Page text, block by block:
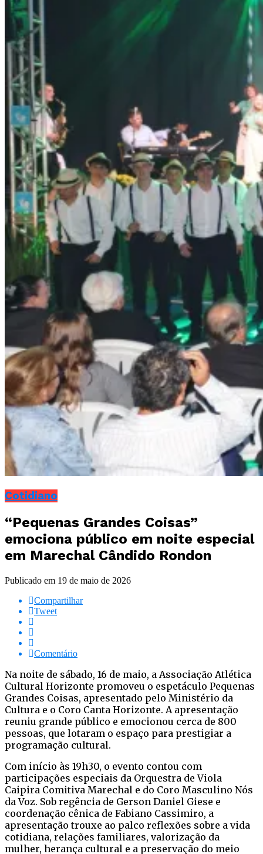
Cotidiano
“Pequenas Grandes Coisas”
emociona público em noite especial
em Marechal Cândido Rondon
Publicado em 19 de maio de 2026
Compartilhar
Tweet
Comentário
Na noite de sábado, 16 de maio, a Associação Atlética
Cultural Horizonte promoveu o espetáculo Pequenas
Grandes Coisas, apresentado pelo Ministério da
Cultura e o Coro Canta Horizonte. A apresentação
reuniu grande público e emocionou cerca de 800
pessoas, que lotaram o espaço para prestigiar a
programação cultural.
Com início às 19h30, o evento contou com
participações especiais da Orquestra de Viola
Caipira Comitiva Marechal e do Coro Masculino Nós
da Voz. Sob regência de Gerson Daniel Giese e
coordenação cênica de Fabiano Cassimiro, a
apresentação trouxe ao palco reflexões sobre a vida
cotidiana, relações familiares, valorização da
mulher, herança cultural e a preservação do meio